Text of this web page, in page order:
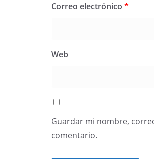
Correo electrónico *
Web
Guardar mi nombre,
comentario.